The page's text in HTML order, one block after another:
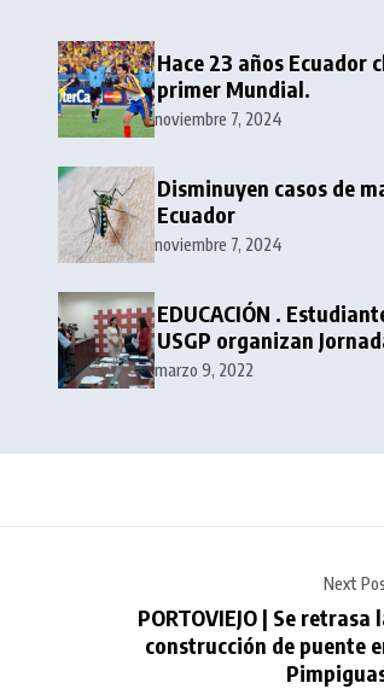
Hace 23 años Ecuador
primer Mundial.
noviembre 7, 2024
Disminuyen casos de
Ecuador
noviembre 7, 2024
EDUCACIÓN .
USGP organizan
Académicas de
marzo 9, 2022
Next
PORTOVIEJO | Se retrasa
construcción de puente